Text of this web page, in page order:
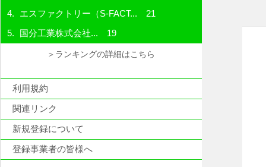
エスファクトリー（S-FACT... 21
国分工業株式会社... 19
＞ランキングの詳細はこちら
利用規約
関連リンク
新規登録について
登録事業者の皆様へ